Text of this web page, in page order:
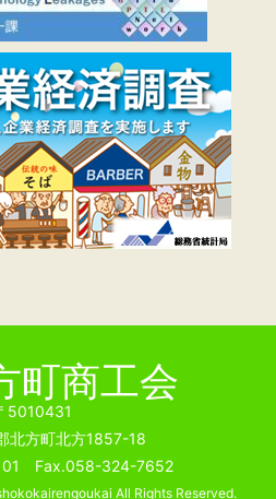
町商工会
5010431
北方町北方1857-18
Fax.058-324-7652
All Rights Reserved.